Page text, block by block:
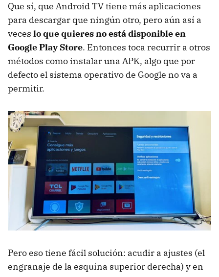
Que sí, que Android TV tiene más aplicaciones
para descargar que ningún otro, pero aún así a
veces lo que quieres no está disponible en
Google Play Store. Entonces toca recurrir a otros
métodos como instalar una APK, algo que por
defecto el sistema operativo de Google no va a
permitir.
Pero eso tiene fácil solución: acudir a ajustes (el
engranaje de la esquina superior derecha) y en